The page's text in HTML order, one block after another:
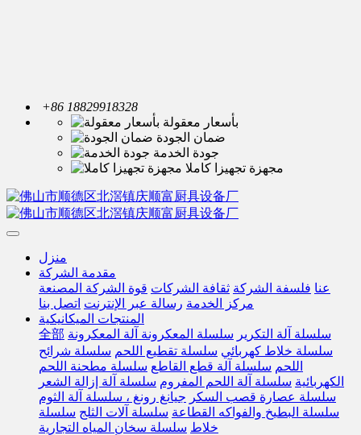
+86 18829918328
بأسعار معقولة
ضمان الجودة
جودة الخدمة
مجهزة تجهيزا كاملا
منزل
مقدمة الشركة
عنا فلسفة الشركة ثقافة الشركات قوة الشركة المصنعة
مركز الخدمة رسالة عبر الإنترنت اتصل بنا
المنتجات الميكانيكية
全部
سلسلة آلة التكرير سلسلة المعكرونة آلة المعكرونة
سلسلة خلاط كهربائي سلسلة تقطيع اللحم سلسلة شرائح
اللحم سلسلة آلة قطع القاطع سلسلة مطحنة اللحم
الكهربائية سلسلة آلة اللحم المفروم سلسلة آلة إزالة الشعر
سلسلة عصارة قصب السكر جيانغ رونغ ، سلسلة آلة الثوم
سلسلة البطيخ والفواكه القطاعة سلسلة آلات الثلج سلسلة
خلاط سلسلة سخان المياه التجارية